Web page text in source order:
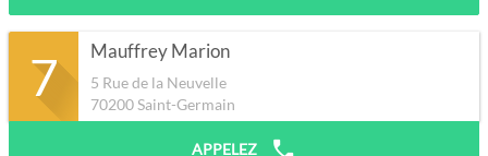
7 Mauffrey Marion
5 Rue de la Neuvelle
70200Saint-Germain
APPELEZ